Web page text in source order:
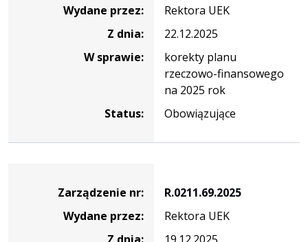
Wydane przez:
Rektora UEK
Z dnia:
22.12.2025
W sprawie:
korekty planu
rzeczowo-finansowego
na 2025 rok
Status:
Obowiązujące
Zarządzenie nr:
R.0211.69.2025
Wydane przez:
Rektora UEK
Z dnia:
19.12.2025